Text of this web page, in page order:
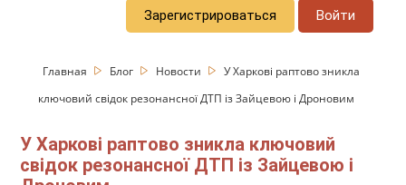
Зарегистрироваться Войти
Главная Блог Новости
У Харкові раптово зникла
ключовий свідок резонансної ДТП із Зайцевою і Дроновим
У Харкові раптово зникла ключовий
свідок резонансної ДТП із Зайцевою і